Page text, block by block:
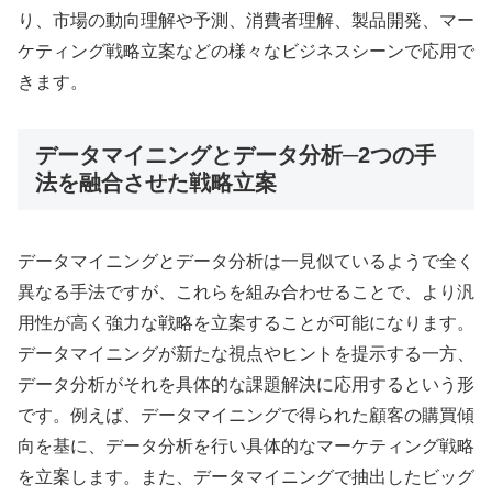
り、市場の動向理解や予測、消費者理解、製品開発、マー
ケティング戦略立案などの様々なビジネスシーンで応用で
きます。
データマイニングとデータ分析─2つの手
法を融合させた戦略立案
データマイニングとデータ分析は一見似ているようで全く
異なる手法ですが、これらを組み合わせることで、より汎
用性が高く強力な戦略を立案することが可能になります。
データマイニングが新たな視点やヒントを提示する一方、
データ分析がそれを具体的な課題解決に応用するという形
です。例えば、データマイニングで得られた顧客の購買傾
向を基に、データ分析を行い具体的なマーケティング戦略
を立案します。また、データマイニングで抽出したビッグ